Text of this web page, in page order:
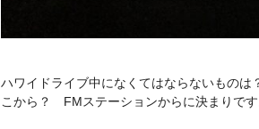
ハワイドライブ中になくてはならないもの
こから？ FMステーションからに決まりです